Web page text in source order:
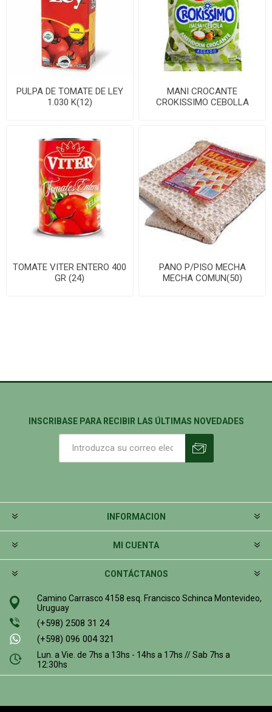
PULPA DE TOMATE DE LEY
1.030 K(12)
MANI CROCANTE
CROKISSIMO CEBOLLA
150G(24)
TOMATE VITER ENTERO 400
GR (24)
PANO P/PISO MECHA
MECHA COMUN(50)
INSCRIBASE PARA RECIBIR LAS ÚLTIMAS NOVEDADES
INFORMACION
MI CUENTA
CONTÁCTANOS
Camino Carrasco 4158 esq. Francisco Schinca Montevideo,
Uruguay
(+598) 2508 31 24
(+598) 096 004 321
Lun. a Vie. de 7hs a 13hs - 14hs a 17hs // Sab 7hs a
12:30hs